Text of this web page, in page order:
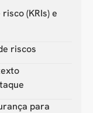
(KRIs) e
riscos
para